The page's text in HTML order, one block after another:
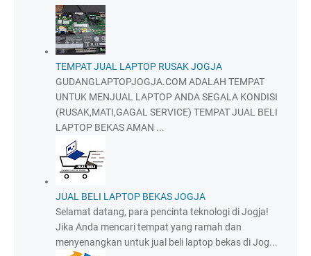
TEMPAT JUAL LAPTOP RUSAK JOGJA
GUDANGLAPTOPJOGJA.COM ADALAH TEMPAT
UNTUK MENJUAL LAPTOP ANDA SEGALA KONDISI
(RUSAK,MATI,GAGAL SERVICE) TEMPAT JUAL BELI
LAPTOP BEKAS AMAN ...
JUAL BELI LAPTOP BEKAS JOGJA
Selamat datang, para pencinta teknologi di Jogja!
Jika Anda mencari tempat yang ramah dan
menyenangkan untuk jual beli laptop bekas di Jog...